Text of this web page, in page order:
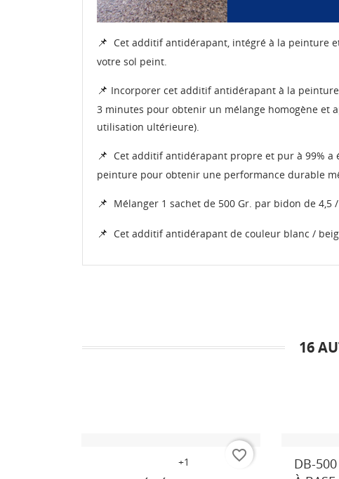
📌 Cet additif antidérapant, intégré à la peinture
votre sol peint.
📌 Incorporer cet additif antidérapant à la
3 minutes pour obtenir un mélange homogène et
utilisation ultérieure).
📌 Cet additif antidérapant propre et pur à 99%
peinture pour obtenir une performance durable
📌 Mélanger 1 sachet de 500 Gr. par bidon de
📌 Cet additif antidérapant de couleur blanc /
16
clair
Incolore
+1 favorite_border
DB-500